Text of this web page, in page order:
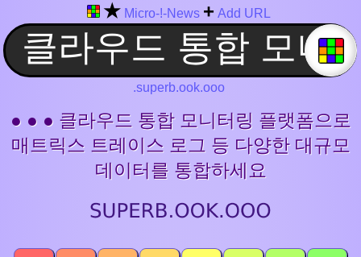
★ Micro-!-News + Add URL
.superb.ook.ooo
● ● ● 클라우드 통합 모니터링 플랫폼으로
매트릭스 트레이스 로그 등 다양한 대규모
데이터를 통합하세요